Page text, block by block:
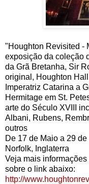
"Houghton Revisited -
exposição da coleção
da Grã Bretanha, Sir
original, Houghton
Imperatriz Catarina a
Hermitage em St.
arte do Século XVIII
Albani, Rubens,
outros
De 17 de Maio a 29
Norfolk, Inglaterra
Veja mais
sobre o link abaixo:
http://